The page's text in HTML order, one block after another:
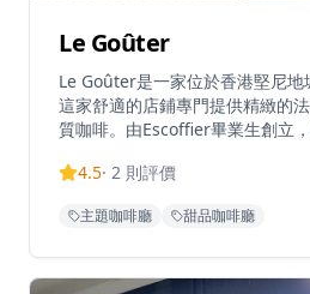
Le Goûter
Le Goûter是一家位於香港堅尼地
這家舒適的店鋪專門提供精緻的
質咖啡。由Escoffier畢業生創立
作。憑藉其溫馨的氛圍和對細節
三至週日上午11點至晚上7點，這
4.5· 2 則評價
主題咖啡廳 甜品咖啡廳